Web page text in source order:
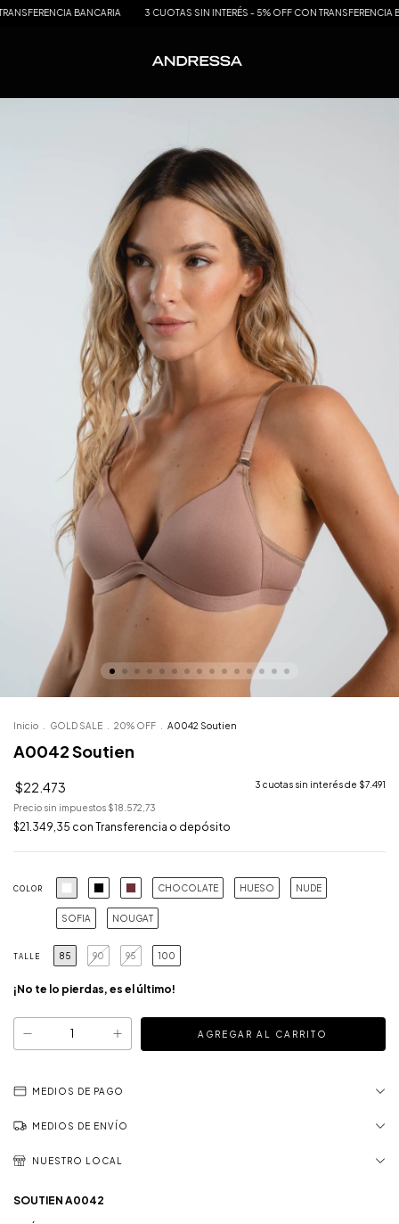
BANCARIA 3 CUOTAS SIN INTERÉS - 5% OFF CON TRANSFERENCIA BANCARIA
Inicio GOLD SALE 20% OFF A0042 Soutien
A0042 Soutien
$22.473 3 cuotas sin interés de $7.491
Precio sin impuestos $18.572,73
$21.349,35 con Transferencia o depósito
COLOR CHOCOLATE HUESO NUDE
SOFIA NOUGAT
TALLE 85 90 95 100
¡No te lo pierdas, es el último!
MEDIOS DE PAGO
MEDIOS DE ENVÍO
NUESTRO LOCAL
SOUTIEN A0042